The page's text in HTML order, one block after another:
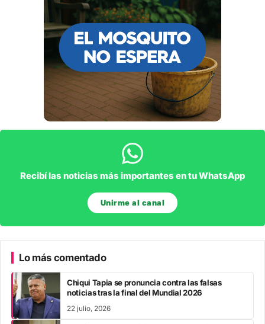
Recibí las noticias más importantes en tu WhatsApp
Unirme al canal
Lo más comentado
Chiqui Tapia se pronuncia contra las falsas
noticias tras la final del Mundial 2026
22 julio, 2026